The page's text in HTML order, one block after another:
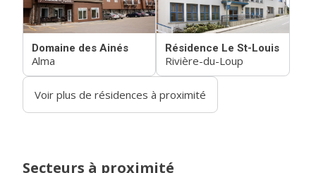
Domaine des Ainés
Alma
Résidence Le St-Louis
Rivière-du-Loup
Voir plus de résidences à proximité
Secteurs à proximité